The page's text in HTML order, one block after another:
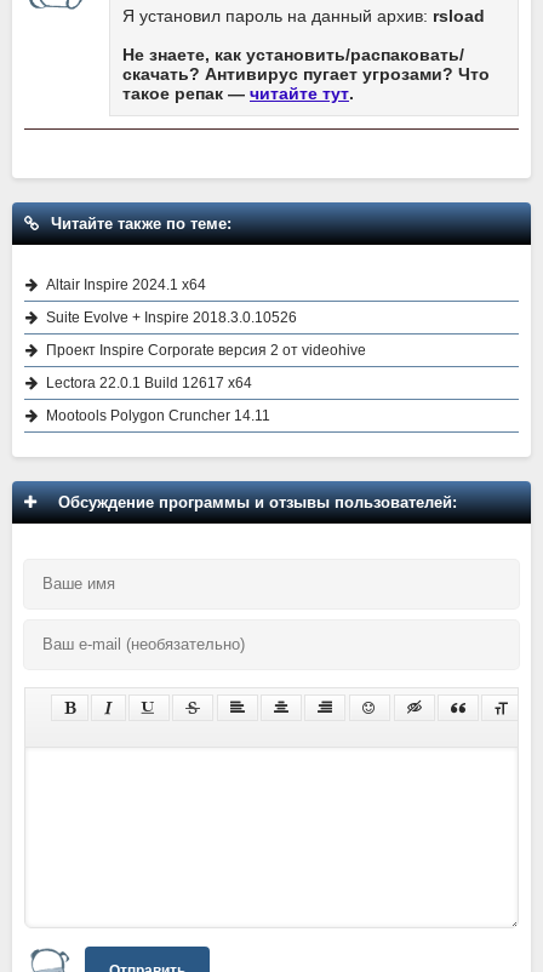
Я установил пароль на данный архив: rsload
Не знаете, как установить/распаковать/
скачать? Антивирус пугает угрозами? Что
такое репак — читайте тут.
Читайте также по теме:
Altair Inspire 2024.1 x64
Suite Evolve + Inspire 2018.3.0.10526
Проект Inspire Corporate версия 2 от videohive
Lectora 22.0.1 Build 12617 x64
Mootools Polygon Cruncher 14.11
Обсуждение программы и отзывы пользователей: